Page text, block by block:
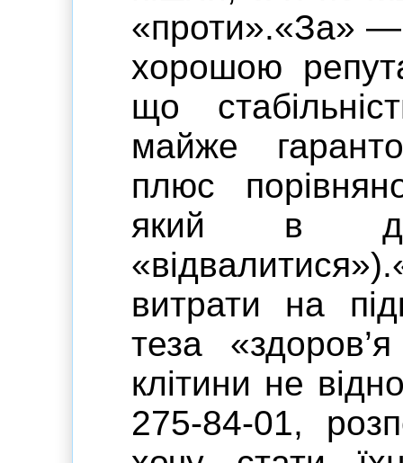
«проти».«За» —
хорошою
що
майже
плюс
який в
витрати на
теза
клітини не
275-84-01,